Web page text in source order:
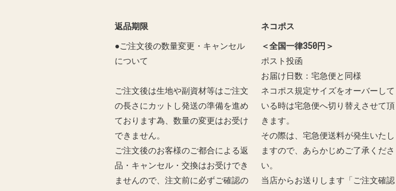
返品期限
●ご注文後の数量変更・キャンセル
について
ご注文後は生地や副資材等はご注文
の長さにカットし発送の準備を進め
ております為、数量の変更はお受け
できません。
ご注文後のお客様のご都合による返
品・キャンセル・交換はお受けでき
ませんので、注文前に必ずご確認の
ネコポス
＜全国一律350円＞
ポスト投函
お届け日数：宅急便と同様
ネコポス規定サイズをオーバーして
いる時は宅急便へ切り替えさせて頂
きます。
その際は、宅急便送料が発生いたし
ますので、あらかじめご了承くださ
い。
当店からお送りします「ご注文確認